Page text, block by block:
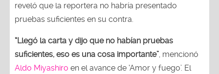
reveló que la reportera no habría presentado
pruebas suficientes en su contra.
“Llegó la carta y dijo que no habían pruebas
suficientes, eso es una cosa importante” , mencionó
Aldo Miyashiro en el avance de ‘Amor y fuego’. El